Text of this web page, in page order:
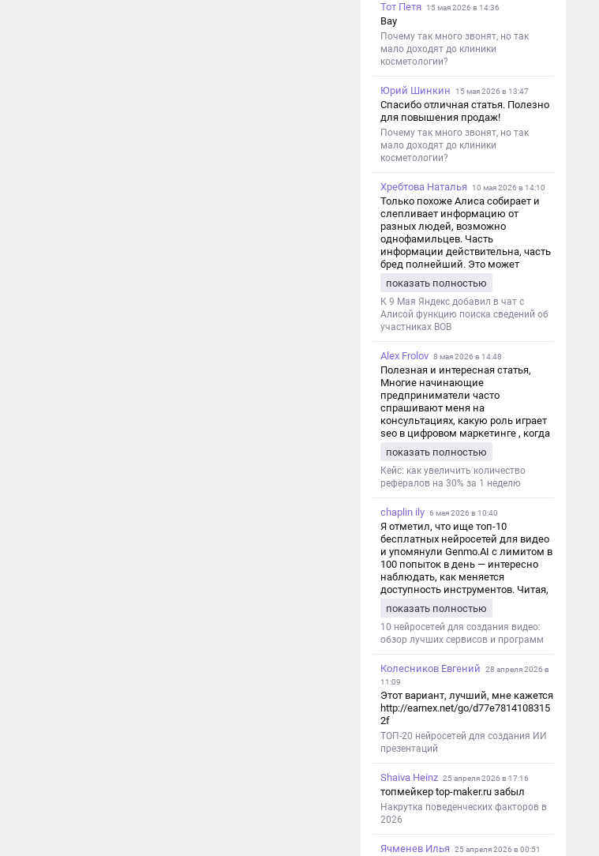
Тот Петя 15 мая 2026 в 14:36
Вау
Почему так много звонят, но так
мало доходят до клиники
косметологии?
Юрий Шинкин 15 мая 2026 в 13:47
Спасибо отличная статья. Полезно
для повышения продаж!
Почему так много звонят, но так
мало доходят до клиники
косметологии?
Хребтова Наталья 10 мая 2026 в 14:10
Только похоже Алиса собирает и
слепливает информацию от
разных людей, возможно
однофамильцев. Часть
информации действительна, часть
бред полнейший. Это может
дезинформации
показать полностью
К 9 Мая Яндекс добавил в чат с
Алисой функцию поиска сведений об
участниках ВОВ
Alex Frolov 8 мая 2026 в 14:48
Полезная и интересная статья,
Многие начинающие
предприниматели часто
спрашивают меня на
консультациях, какую роль играет
seo в цифровом маркетинге , когда
обсуждаем их проект:
https://aseotop.com/kakuyu-rol-igraet-
seo-v-czifrovom-marketinge/
показать полностью
Кейс: как увеличить количество
рефералов на 30% за 1 неделю
chaplin ily 6 мая 2026 в 10:40
Я отметил, что ище топ-10
бесплатных нейросетей для видео
и упомянули Genmo.AI с лимитом в
100 попыток в день — интересно
наблюдать, как меняется
доступность инструментов. Читая,
с короткими клипами в телеграм-
каналах YAGLA и Kokoc Group. Flux 2
показать полностью
10 нейросетей для создания видео:
обзор лучших сервисов и программ
Колесников Евгений
28 апреля 2026 в
11:09
Этот вариант, лучший, мне кажется
http://earnex.net/go/d77e7814108315
2f
ТОП-20 нейросетей для создания ИИ
презентаций
Shaiva Heinz 25 апреля 2026 в 17:16
топмейкер top-maker.ru забыл
Накрутка поведенческих факторов в
2026
Ячменев Илья 25 апреля 2026 в 00:51